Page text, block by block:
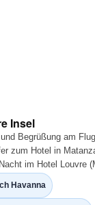
Insel
Begrüßung am
zum Hotel in
im Hotel Louvre
Havanna